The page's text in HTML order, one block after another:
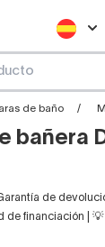
de baño
bañera
de
de financiación |